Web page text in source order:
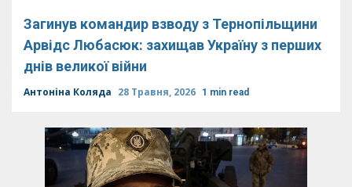
Загинув командир взводу з Тернопільщини
Арвідс Любасюк: захищав Україну з перших
днів великої війни
Антоніна Коляда 28 Травня, 2026 1 min read